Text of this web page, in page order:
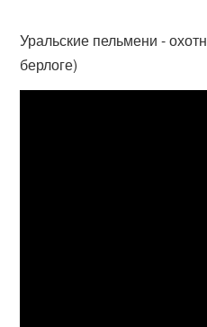
Уральские пельмени -
берлоге)